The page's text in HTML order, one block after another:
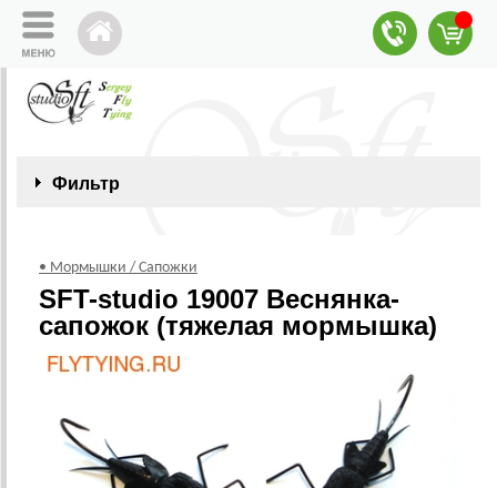
Фильтр
• Мормышки / Сапожки
SFT-studio 19007 Веснянка-
сапожок (тяжелая мормышка)